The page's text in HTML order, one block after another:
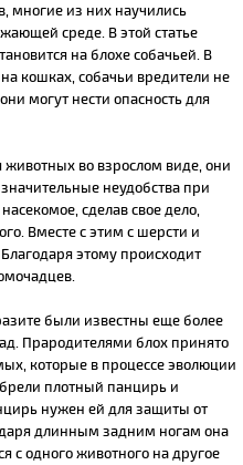
многие из них научились
среде. В этой статье
на блохе собачьей. В
кошках, собачьи вредители не
могут нести опасность для
во взрослом виде, они
неудобства при
сделав свое дело,
Вместе с этим с шерсти и
этому происходит
были известны еще более
Прародителями блох принято
которые в процессе эволюции
плотный панцирь и
нужен ей для защиты от
длинным задним ногам она
с одного животного на другое